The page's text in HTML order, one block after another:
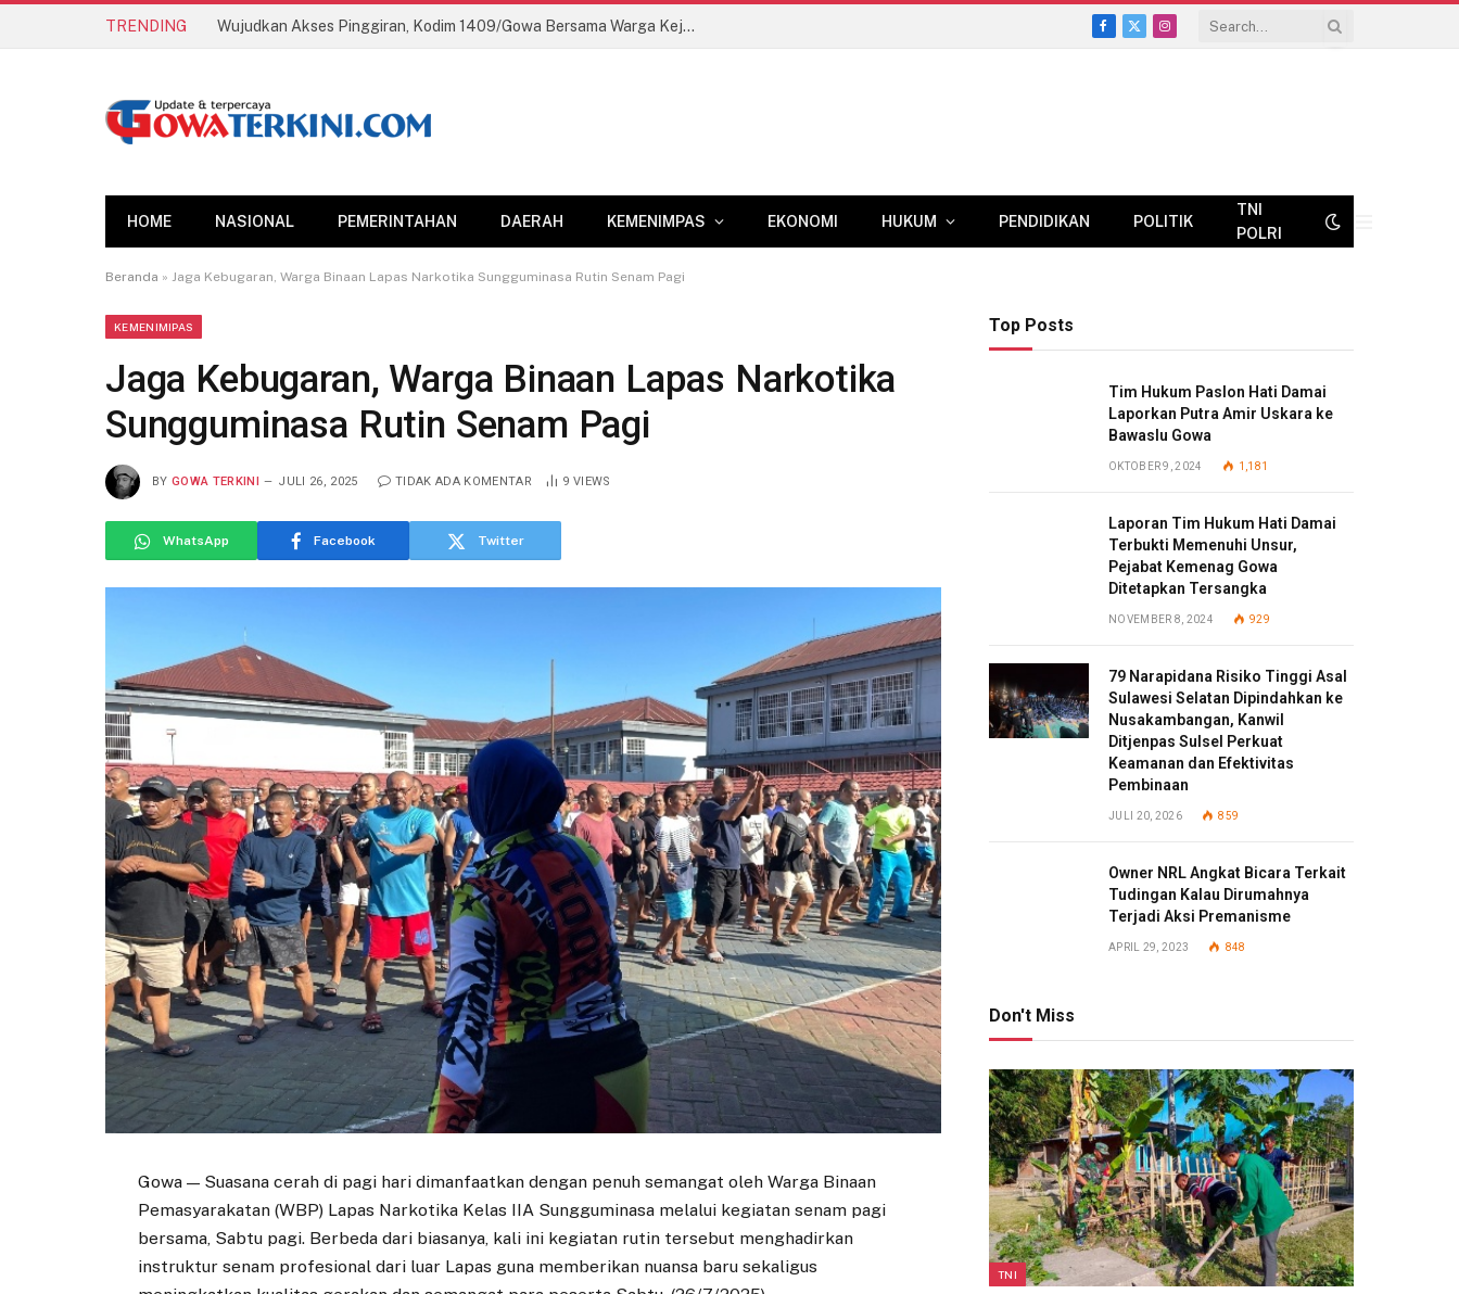
TRENDING Wujudkan Akses Pinggiran, Kodim 1409/Gowa Bersama Warga Kejar Penuntasan Jembatan Gantung Tahap V
Facebook
X
Instagram
HOME NASIONAL PEMERINTAHAN DAERAH KEMENIMPAS EKONOMI HUKUM PENDIDIKAN POLITIK
TNI
POLRI
Beranda » Jaga Kebugaran, Warga Binaan Lapas Narkotika Sungguminasa Rutin Senam Pagi
KEMENIMIPAS
Jaga Kebugaran, Warga Binaan Lapas Narkotika
Sungguminasa Rutin Senam Pagi
BY GOWA TERKINI JULI 26, 2025 TIDAK ADA KOMENTAR 9 VIEWS
WhatsApp Facebook Twitter
Gowa — Suasana cerah di pagi hari dimanfaatkan dengan penuh semangat oleh Warga Binaan
Pemasyarakatan (WBP) Lapas Narkotika Kelas IIA Sungguminasa melalui kegiatan senam pagi
bersama, Sabtu pagi. Berbeda dari biasanya, kali ini kegiatan rutin tersebut menghadirkan
instruktur senam profesional dari luar Lapas guna memberikan nuansa baru sekaligus
Top Posts
Tim Hukum Paslon Hati Damai
Laporkan Putra Amir Uskara ke
Bawaslu Gowa
OKTOBER 9, 2024 1,181
Laporan Tim Hukum Hati Damai
Terbukti Memenuhi Unsur,
Pejabat Kemenag Gowa
Ditetapkan Tersangka
NOVEMBER 8, 2024 929
79 Narapidana Risiko Tinggi Asal
Sulawesi Selatan Dipindahkan ke
Nusakambangan, Kanwil
Ditjenpas Sulsel Perkuat
Keamanan dan Efektivitas
Pembinaan
JULI 20, 2026 859
Owner NRL Angkat Bicara Terkait
Tudingan Kalau Dirumahnya
Terjadi Aksi Premanisme
APRIL 29, 2023 848
Don't Miss
TNI